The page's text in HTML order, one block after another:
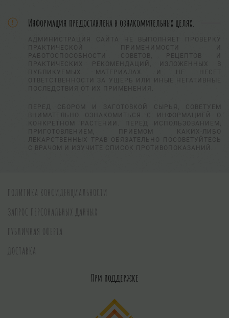
Информация предоставлена в ознакомительных целях.
АДМИНИСТРАЦИЯ САЙТА НЕ ВЫПОЛНЯЕТ ПРОВЕРКУ
ПРАКТИЧЕСКОЙ ПРИМЕНИМОСТИ И
РАБОТОСПОСОБНОСТИ СОВЕТОВ, РЕЦЕПТОВ И
ПРАКТИЧЕСКИХ РЕКОМЕНДАЦИЙ, ИЗЛОЖЕННЫХ В
ПУБЛИКУЕМЫХ МАТЕРИАЛАХ И НЕ НЕСЕТ
ОТВЕТСТВЕННОСТИ ЗА УЩЕРБ ИЛИ ИНЫЕ НЕГАТИВНЫЕ
ПОСЛЕДСТВИЯ ОТ ИХ ПРИМЕНЕНИЯ.
ПЕРЕД СБОРОМ И ЗАГОТОВКОЙ СЫРЬЯ, СОВЕТУЕМ
ВНИМАТЕЛЬНО ОЗНАКОМИТЬСЯ С ИНФОРМАЦИЕЙ О
КОНКРЕТНОМ РАСТЕНИИ. ПЕРЕД ИСПОЛЬЗОВАНИЕМ,
ПРИГОТОВЛЕНИЕМ, ПРИЕМОМ КАКИХ-ЛИБО
ЛЕКАРСТВЕННЫХ ТРАВ ОБЯЗАТЕЛЬНО ПОСОВЕТУЙТЕСЬ
С ВРАЧОМ И ИЗУЧИТЕ СПИСОК ПРОТИВОПОКАЗАНИЙ.
ПОЛИТИКА КОНФИДЕНЦИАЛЬНОСТИ
ЗАПРОС ПЕРСОНАЛЬНЫХ ДАННЫХ
ПУБЛИЧНАЯ ОФЕРТА
ДОСТАВКА
При поддержке